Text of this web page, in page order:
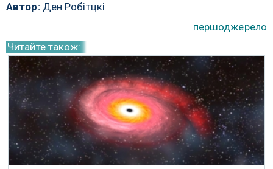
Автор:Ден Робітцкі
першоджерело
Читайте також: